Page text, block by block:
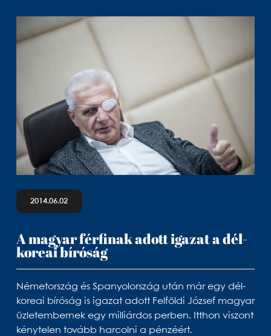
2014.06.02
A magyar férfinak adott igazat a dél-
koreai bíróság
Németország és Spanyolország után már egy dél-
koreai bíróság is igazat adott Felföldi József magyar
üzletembernek egy milliárdos perben. Itthon viszont
kénytelen tovább harcolni a pénzéért.